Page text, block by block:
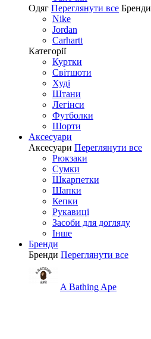
Одяг Переглянути все Бренди
Nike
Jordan
Carhartt
Категорії
Куртки
Світшоти
Худі
Штани
Легінси
Футболки
Шорти
Аксесуари
Аксесуари Переглянути все
Рюкзаки
Сумки
Шкарпетки
Шапки
Кепки
Рукавиці
Засоби для догляду
Інше
Бренди
Бренди Переглянути все
A Bathing Ape